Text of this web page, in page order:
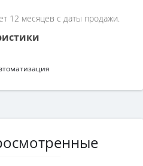
12 месяцев с даты продажи.